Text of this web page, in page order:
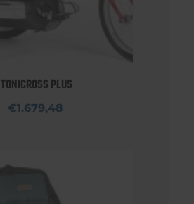
TONICROSS PLUS
€1.679,48